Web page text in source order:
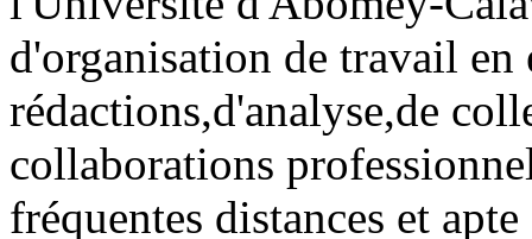
d'organisation de travail en
rédactions,d'analyse,de
collaborations
fréquentes distances et